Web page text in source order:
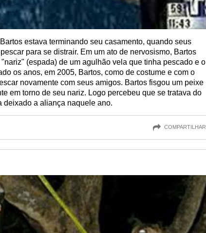
estava terminando seu casamento, quando seus
para se distrair. Em um ato de nervosismo, Bartos
(espada) de um agulhão vela que tinha pescado e o
os anos, em 2005, Bartos, como de costume e com o
novamente com seus amigos. Bartos fisgou um peixe
em torno de seu nariz. Logo percebeu que se tratava do
deixado a aliança naquele ano.
COMPARTILHAR